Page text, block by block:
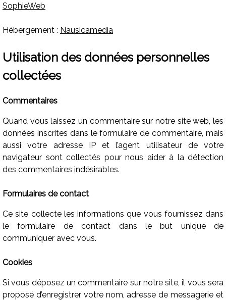
SophieWeb
Hébergement : Nausicamedia
Utilisation des données personnelles
collectées
Commentaires
Quand vous laissez un commentaire sur notre site web, les
données inscrites dans le formulaire de commentaire, mais
aussi votre adresse IP et l’agent utilisateur de votre
navigateur sont collectés pour nous aider à la détection
des commentaires indésirables.
Formulaires de contact
Ce site collecte les informations que vous fournissez dans
le formulaire de contact dans le but unique de
communiquer avec vous.
Cookies
Si vous déposez un commentaire sur notre site, il vous sera
proposé d’enregistrer votre nom, adresse de messagerie et